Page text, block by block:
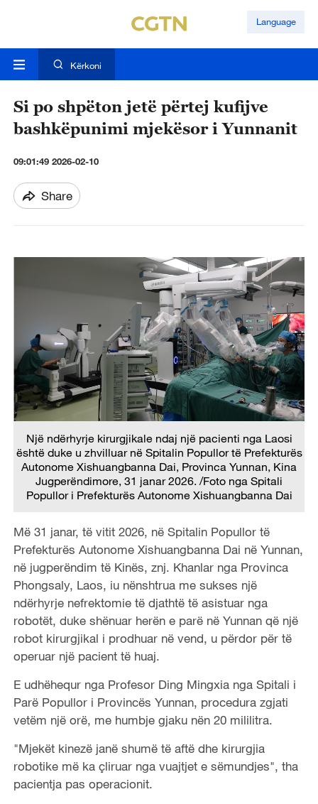
Language
Kërkoni
Si po shpëton jetë përtej kufijve
bashkëpunimi mjekësor i Yunnanit
09:01:49 2026-02-10
Share
Një ndërhyrje kirurgjikale ndaj një pacienti nga Laosi
është duke u zhvilluar në Spitalin Popullor të Prefekturës
Autonome Xishuangbanna Dai, Provinca Yunnan, Kina
Jugperëndimore, 31 janar 2026. /Foto nga Spitali
Popullor i Prefekturës Autonome Xishuangbanna Dai
Më 31 janar, të vitit 2026, në Spitalin Popullor të
Prefekturës Autonome Xishuangbanna Dai në Yunnan,
në jugperëndim të Kinës, znj. Khanlar nga Provinca
Phongsaly, Laos, iu nënshtrua me sukses një
ndërhyrje nefrektomie të djathtë të asistuar nga
robotët, duke shënuar herën e parë në Yunnan që një
robot kirurgjikal i prodhuar në vend, u përdor për të
operuar një pacient të huaj.
E udhëhequr nga Profesor Ding Mingxia nga Spitali i
Parë Popullor i Provincës Yunnan, procedura zgjati
vetëm një orë, me humbje gjaku nën 20 mililitra.
"Mjekët kinezë janë shumë të aftë dhe kirurgjia
robotike më ka çliruar nga vuajtjet e sëmundjes", tha
pacientja pas operacionit.